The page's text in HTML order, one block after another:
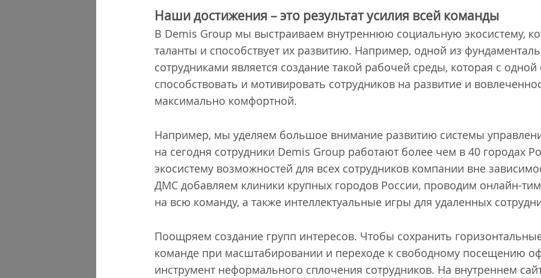
Наши достижения – это результат усилия всей команды
В Demis Group мы выстраиваем внутреннюю социальную экосистему,
таланты и способствует их развитию. Например, одной из
сотрудниками является создание такой рабочей среды, которая с
способствовать и мотивировать сотрудников на развитие и
максимально комфортной.
Например, мы уделяем большое внимание развитию системы
на сегодня сотрудники Demis Group работают более чем в 40 городах
экосистему возможностей для всех сотрудников компании вне
ДМС добавляем клиники крупных городов России, проводим онлайн-
на всю команду, а также интеллектуальные игры для удаленных
Поощряем создание групп интересов. Чтобы сохранить
команде при масштабировании и переходе к свободному посещению
инструмент неформального сплочения сотрудников. На внутреннем